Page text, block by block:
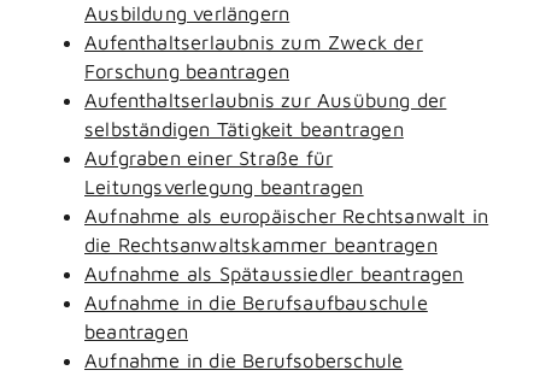
Ausbildung verlängern
Aufenthaltserlaubnis zum Zweck der
Forschung beantragen
Aufenthaltserlaubnis zur Ausübung der
selbständigen Tätigkeit beantragen
Aufgraben einer Straße für
Leitungsverlegung beantragen
Aufnahme als europäischer Rechtsanwalt in
die Rechtsanwaltskammer beantragen
Aufnahme als Spätaussiedler beantragen
Aufnahme in die Berufsaufbauschule
beantragen
Aufnahme in die Berufsoberschule